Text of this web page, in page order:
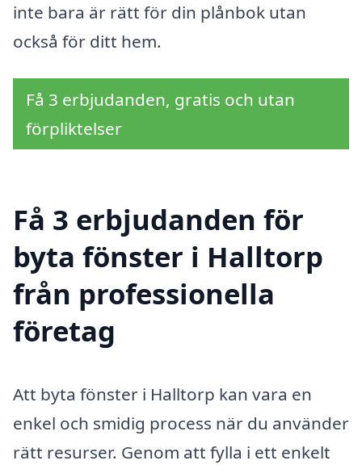
inte bara är rätt för din plånbok utan
också för ditt hem.
Få 3 erbjudanden, gratis och utan
förpliktelser
Få 3 erbjudanden för
byta fönster i Halltorp
från professionella
företag
Att byta fönster i Halltorp kan vara en
enkel och smidig process när du använder
rätt resurser. Genom att fylla i ett enkelt